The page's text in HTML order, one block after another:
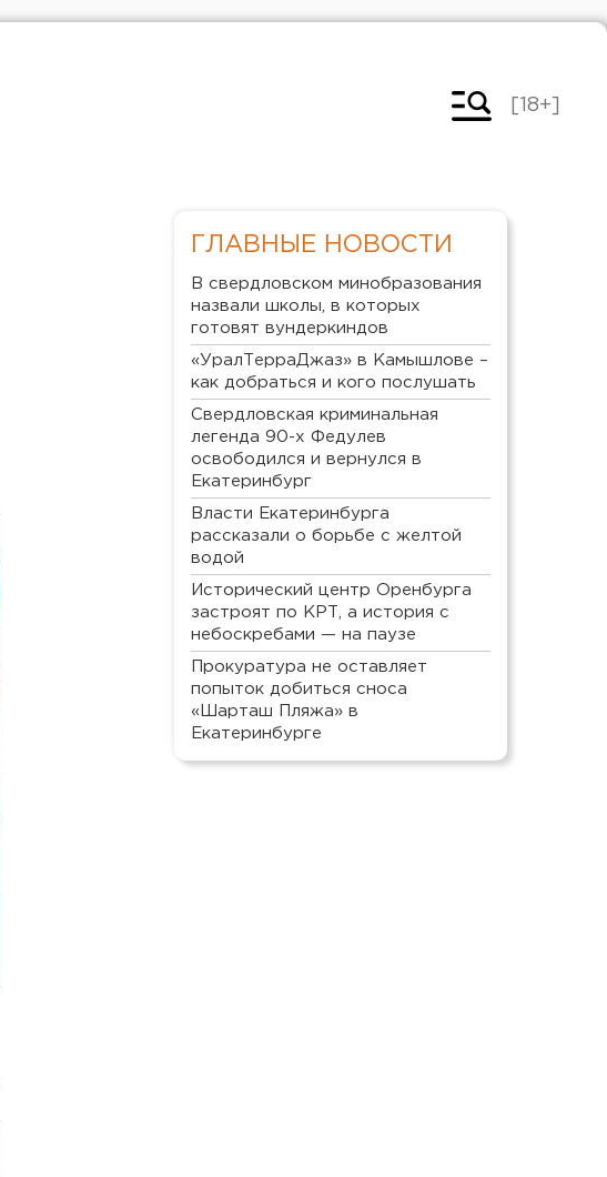
[18+]
ГЛАВНЫЕ НОВОСТИ
В свердловском минобразования
назвали школы, в которых
готовят вундеркиндов
«УралТерраДжаз» в Камышлове –
как добраться и кого послушать
Свердловская криминальная
легенда 90-х Федулев
освободился и вернулся в
Екатеринбург
Власти Екатеринбурга
рассказали о борьбе с желтой
водой
Исторический центр Оренбурга
застроят по КРТ, а история с
небоскребами — на паузе
Прокуратура не оставляет
попыток добиться сноса
«Шарташ Пляжа» в
Екатеринбурге